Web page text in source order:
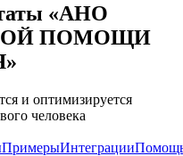
«АНО
ПОМОЩИ
и оптимизируется
человека
ПримерыИнтеграции